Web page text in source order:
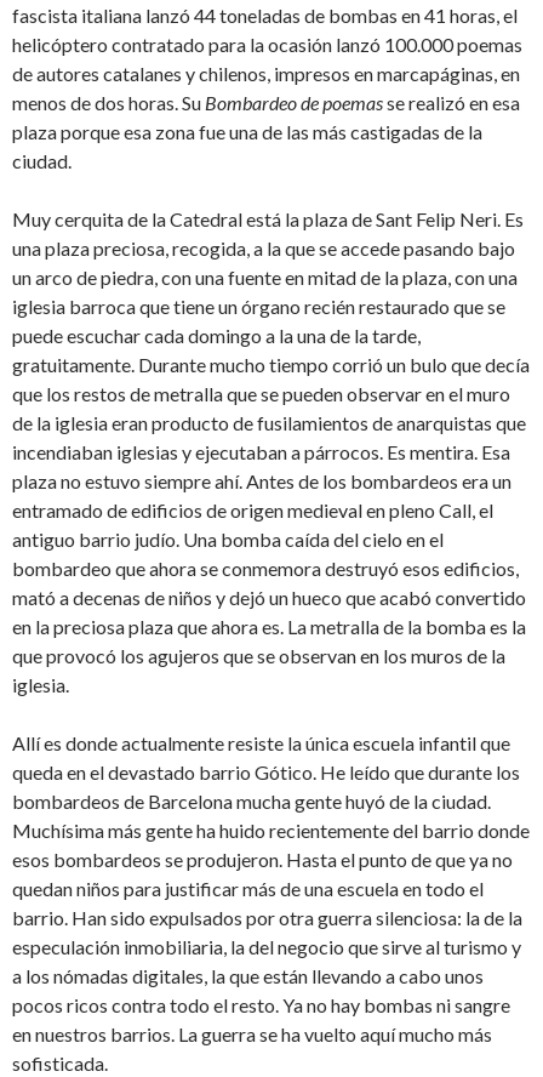
fascista italiana lanzó 44 toneladas de bombas en 41 horas, el
helicóptero contratado para la ocasión lanzó 100.000 poemas
de autores catalanes y chilenos, impresos en marcapáginas, en
menos de dos horas. Su Bombardeo de poemasse realizó en esa
plaza porque esa zona fue una de las más castigadas de la
ciudad.
Muy cerquita de la Catedral está la plaza de Sant Felip Neri. Es
una plaza preciosa, recogida, a la que se accede pasando bajo
un arco de piedra, con una fuente en mitad de la plaza, con una
iglesia barroca que tiene un órgano recién restaurado que se
puede escuchar cada domingo a la una de la tarde,
gratuitamente. Durante mucho tiempo corrió un bulo que decía
que los restos de metralla que se pueden observar en el muro
de la iglesia eran producto de fusilamientos de anarquistas que
incendiaban iglesias y ejecutaban a párrocos. Es mentira. Esa
plaza no estuvo siempre ahí. Antes de los bombardeos era un
entramado de edificios de origen medieval en pleno Call, el
antiguo barrio judío. Una bomba caída del cielo en el
bombardeo que ahora se conmemora destruyó esos edificios,
mató a decenas de niños y dejó un hueco que acabó convertido
en la preciosa plaza que ahora es. La metralla de la bomba es la
que provocó los agujeros que se observan en los muros de la
iglesia.
Allí es donde actualmente resiste la única escuela infantil que
queda en el devastado barrio Gótico. He leído que durante los
bombardeos de Barcelona mucha gente huyó de la ciudad.
Muchísima más gente ha huido recientemente del barrio donde
esos bombardeos se produjeron. Hasta el punto de que ya no
quedan niños para justificar más de una escuela en todo el
barrio. Han sido expulsados por otra guerra silenciosa: la de la
especulación inmobiliaria, la del negocio que sirve al turismo y
a los nómadas digitales, la que están llevando a cabo unos
pocos ricos contra todo el resto. Ya no hay bombas ni sangre
en nuestros barrios. La guerra se ha vuelto aquí mucho más
sofisticada.